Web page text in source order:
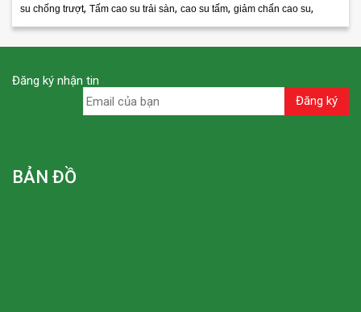
su chống trượt, Tấm cao su trải sàn, cao su tấm, giảm chấn cao su,
Đăng ký nhận tin
BẢN ĐỒ